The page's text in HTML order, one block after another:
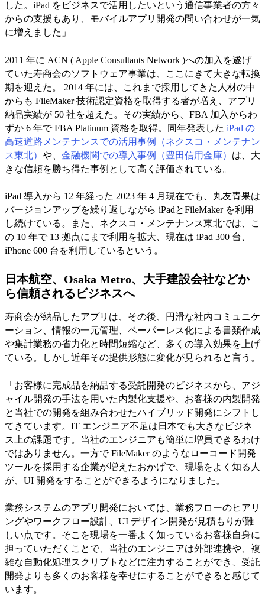
した。iPad をビジネスで活用したいという通信事業者の方々
からの支援もあり、モバイルアプリ開発の問い合わせが一気
に増えました」
2011 年に ACN ( Apple Consultants Network )への加入を遂げ
ていた寿商会のソフトウェア事業は、ここにきて大きな転換
期を迎えた。 2014 年には、これまで採用してきた人材の中
からも FileMaker 技術認定資格を取得する者が増え、アプリ
納品実績が 50 社を超えた。その実績から、FBA 加入からわ
ずか 6 年で FBA Platinum 資格を取得。同年発表した iPad の
高速道路メンテナンスでの活用事例（ネクスコ・メンテナン
ス東北） や、 金融機関での導入事例（豊田信用金庫） は、大
きな信頼を勝ち得た事例として高く評価されている。
iPad 導入から 12 年経った 2023 年 4 月現在でも、丸友青果は
バージョンアップを繰り返しながら iPadとFileMaker を利用
し続けている。また、ネクスコ・メンテナンス東北では、こ
の 10 年で 13 拠点にまで利用を拡大、現在は iPad 300 台、
iPhone 600 台を利用しているという。
日本航空、Osaka Metro、大手建設会社などか
ら信頼されるビジネスへ
寿商会が納品したアプリは、その後、円滑な社内コミュニケ
ーション、情報の一元管理、ペーパーレス化による書類作成
や集計業務の省力化と時間短縮など、多くの導入効果を上げ
ている。しかし近年その提供形態に変化が見られると言う。
「お客様に完成品を納品する受託開発のビジネスから、アジ
ャイル開発の手法を用いた内製化支援や、お客様の内製開発
と当社での開発を組み合わせたハイブリッド開発にシフトし
てきています。IT エンジニア不足は日本でも大きなビジネ
ス上の課題です。当社のエンジニアも簡単に増員できるわけ
ではありません。一方で FileMaker のようなローコード開発
ツールを採用する企業が増えたおかげで、現場をよく知る人
が、UI 開発をすることができるようになりました。
業務システムのアプリ開発においては、業務フローのヒアリ
ングやワークフロー設計、UI デザイン開発が見積もりが難
しい点です。そこを現場を一番よく知っているお客様自身に
担っていただくことで、当社のエンジニアは外部連携や、複
雑な自動化処理スクリプトなどに注力することができ、受託
開発よりも多くのお客様を幸せにすることができると感じて
います。